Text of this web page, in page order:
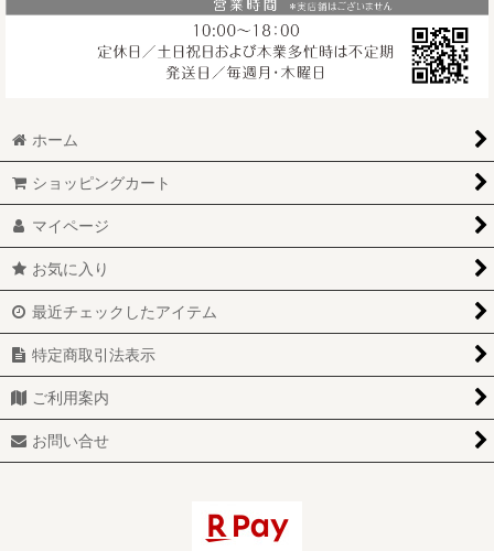
ホーム
ショッピングカート
マイページ
お気に入り
最近チェックしたアイテム
特定商取引法表示
ご利用案内
お問い合せ